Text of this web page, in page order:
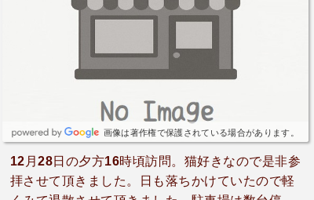
画像は著作権で保護されている場合があります。
12月28日の夕方16時頃訪問。猫好きなので是非参
拝させて頂きました。日も落ちかけていたので軽